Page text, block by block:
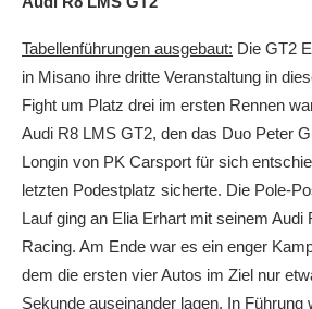
Tabellenführungen ausgebaut: Die GT2
in Misano ihre dritte Veranstaltung in
Fight um Platz drei im ersten Rennen
Audi R8 LMS GT2, den das Duo Peter
Longin von PK Carsport für sich
letzten Podestplatz sicherte. Die Pole-
Lauf ging an Elia Erhart mit seinem
Racing. Am Ende war es ein enger
dem die ersten vier Autos im Ziel nur
Sekunde auseinander lagen. In Führung